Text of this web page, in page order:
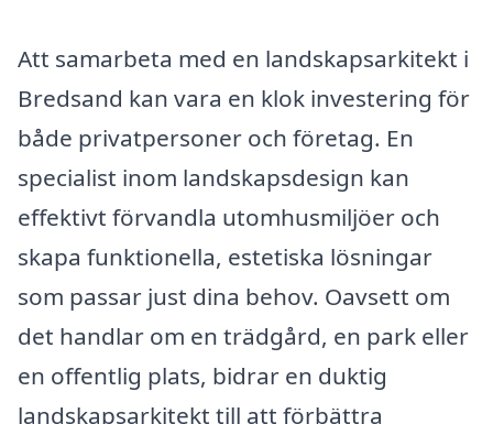
Att samarbeta med en landskapsarkitekt i
Bredsand kan vara en klok investering för
både privatpersoner och företag. En
specialist inom landskapsdesign kan
effektivt förvandla utomhusmiljöer och
skapa funktionella, estetiska lösningar
som passar just dina behov. Oavsett om
det handlar om en trädgård, en park eller
en offentlig plats, bidrar en duktig
landskapsarkitekt till att förbättra